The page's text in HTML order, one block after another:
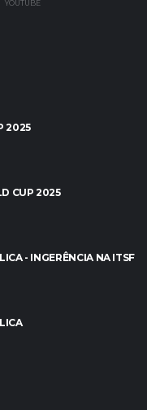
YOUTUBE
2025
CUP 2025
- INGERÊNCIA NA ITSF